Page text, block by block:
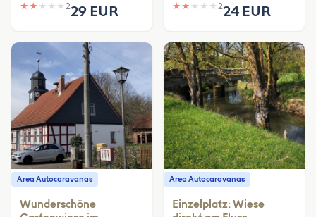
★ ★ ★ ★ ★ 229 EUR ★ ★ ★ ★ ★ 224 EUR
Area Autocaravanas
Wunderschöne
Area Autocaravanas
Einzelplatz: Wiese